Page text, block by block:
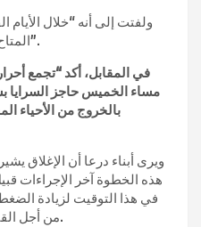
ولفتت إلى أنه “خلال الأيام
المتاح في ملف درعا البلد بشكل كامل”.
في المقابل، أكد “تجمع
مساء الخميس حاجز السرايا
بالخروج من الأحياء
ويرى أبناء درعا أن الإغلاق
هذه الخطوة آخر الإجراءات
في هذا التوقيت لزيادة
من أجل القبول بمطالب النظام والرضوخ له.